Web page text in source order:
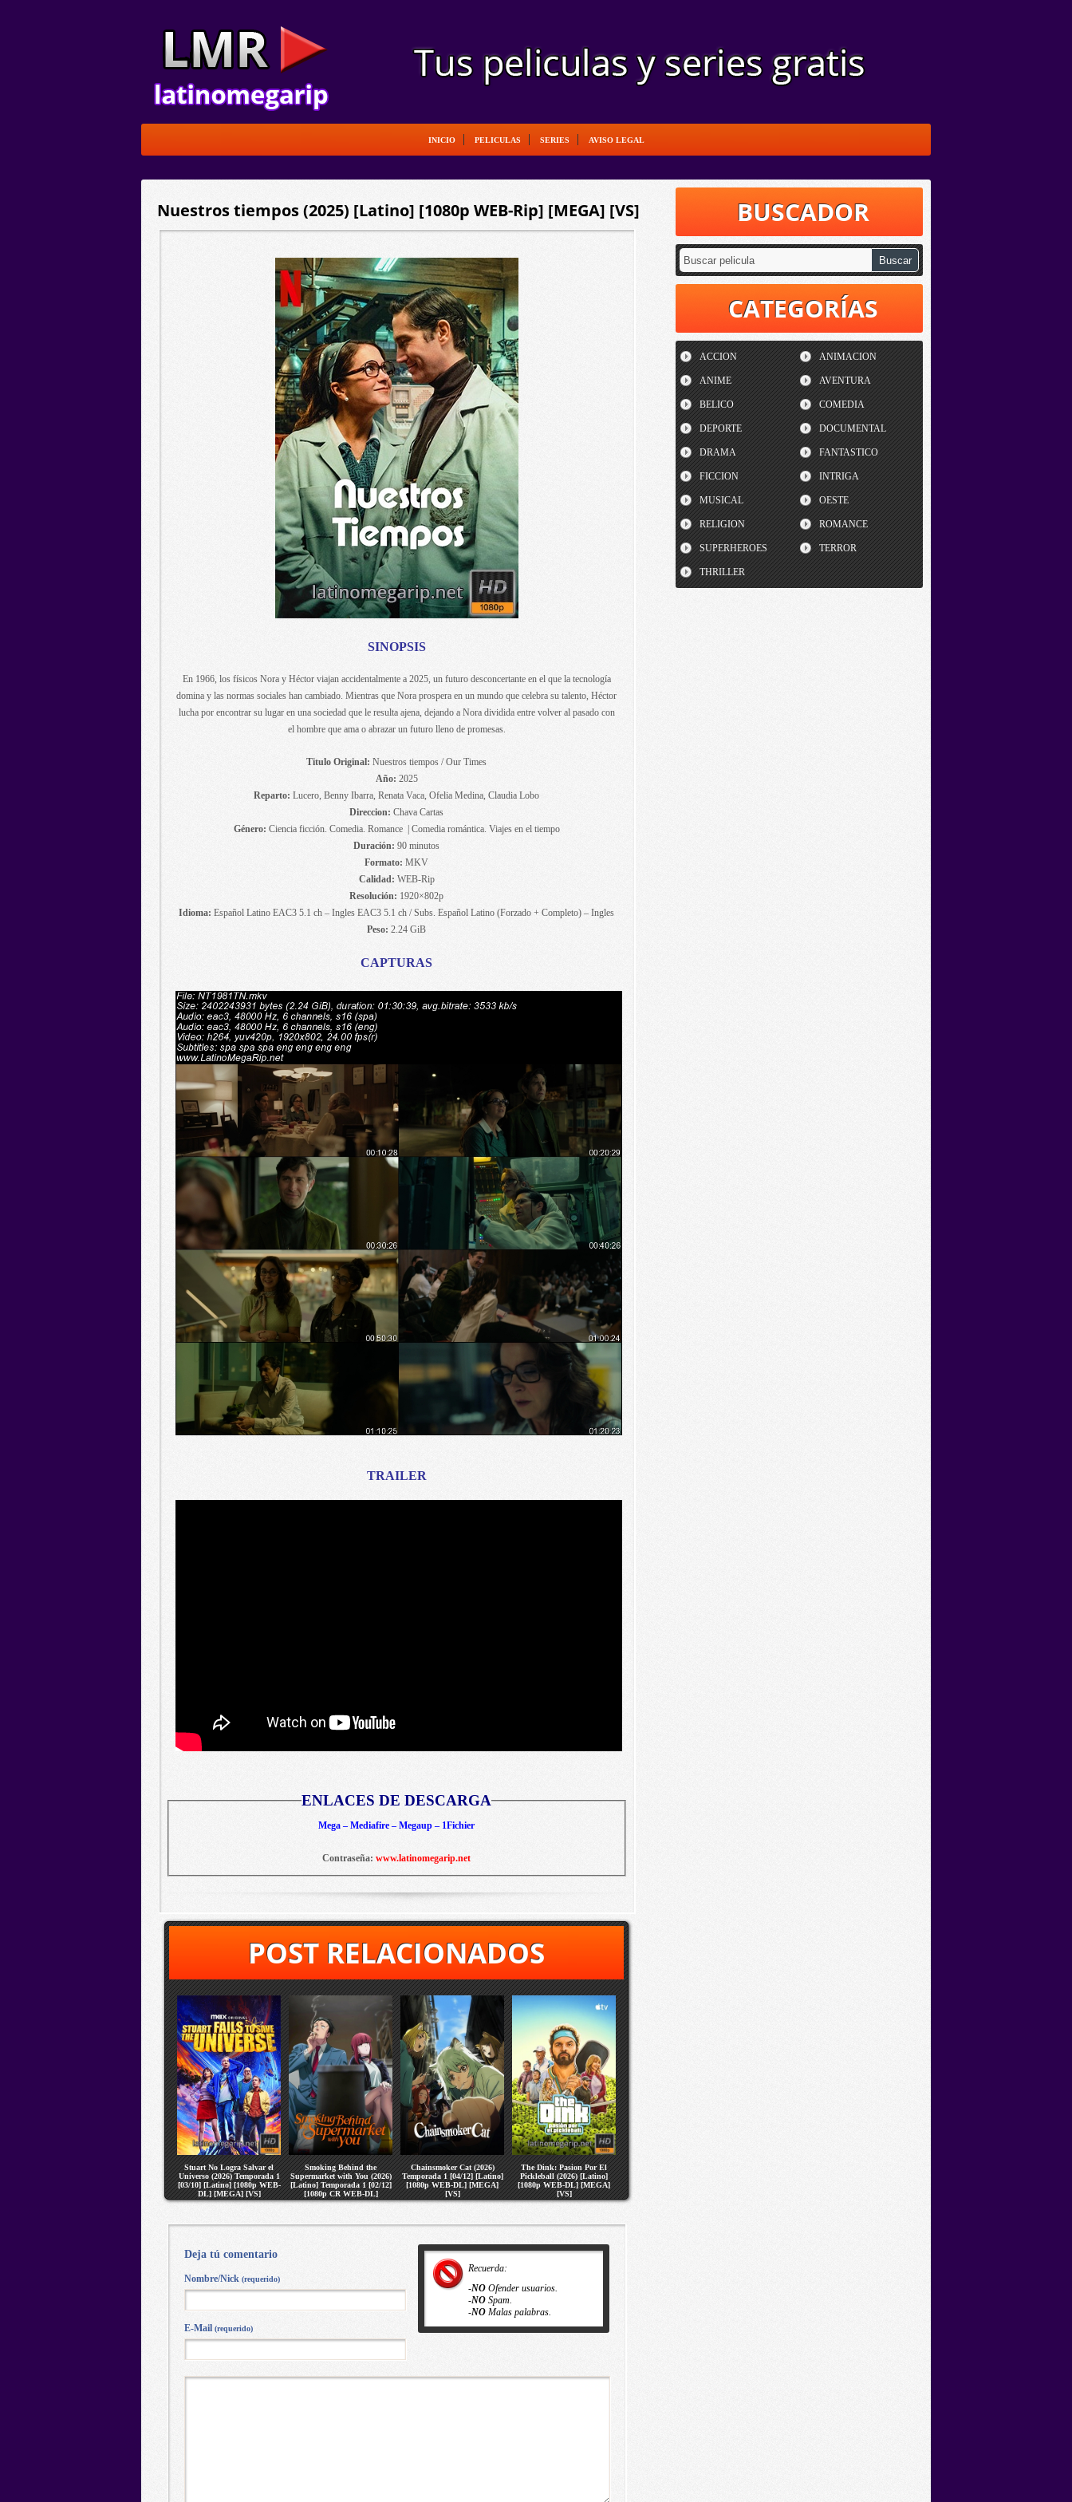
INICIO PELICULAS SERIES AVISO LEGAL
Nuestros tiempos (2025) [Latino] [1080p WEB-Rip] [MEGA] [VS]
SINOPSIS
En 1966, los físicos Nora y Héctor viajan accidentalmente a 2025, un futuro desconcertante en el que la tecnología
domina y las normas sociales han cambiado. Mientras que Nora prospera en un mundo que celebra su talento, Héctor
lucha por encontrar su lugar en una sociedad que le resulta ajena, dejando a Nora dividida entre volver al pasado con
el hombre que ama o abrazar un futuro lleno de promesas.
Titulo Original: Nuestros tiempos / Our Times
Año: 2025
Reparto: Lucero, Benny Ibarra, Renata Vaca, Ofelia Medina, Claudia Lobo
Direccion: Chava Cartas
Género: Ciencia ficción. Comedia. Romance | Comedia romántica. Viajes en el tiempo
Duración: 90 minutos
Formato: MKV
Calidad: WEB-Rip
Resolución: 1920×802p
Idioma: Español Latino EAC3 5.1 ch – Ingles EAC3 5.1 ch / Subs. Español Latino (Forzado + Completo) – Ingles
Peso: 2.24 GiB
CAPTURAS
TRAILER
ENLACES DE DESCARGA
Mega – Mediafire – Megaup – 1Fichier
Contraseña: www.latinomegarip.net
POST RELACIONADOS
Stuart No Logra Salvar el
Universo (2026) Temporada 1
[03/10] [Latino] [1080p WEB-
DL] [MEGA] [VS]
Smoking Behind the
Supermarket with You (2026)
[Latino] Temporada 1 [02/12]
[1080p CR WEB-DL]
[MEGA] [VS]
Chainsmoker Cat (2026)
Temporada 1 [04/12] [Latino]
[1080p WEB-DL] [MEGA]
[VS]
The Dink: Pasion Por El
Pickleball (2026) [Latino]
[1080p WEB-DL] [MEGA]
[VS]
Recuerda:
-NO Ofender usuarios.
-NO Spam.
-NO Malas palabras.
Deja tú comentario
Nombre/Nick (requerido)
E-Mail (requerido)
BUSCADOR
CATEGORÍAS
ACCION ANIMACION
ANIME AVENTURA
BELICO COMEDIA
DEPORTE DOCUMENTAL
DRAMA FANTASTICO
FICCION INTRIGA
MUSICAL OESTE
RELIGION ROMANCE
SUPERHEROES TERROR
THRILLER